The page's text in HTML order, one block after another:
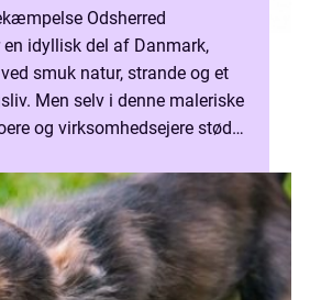
Odsherred
en idyllisk del af Danmark,
smuk natur, strande og et
Men selv i denne maleriske
og virksomhedsejere støde